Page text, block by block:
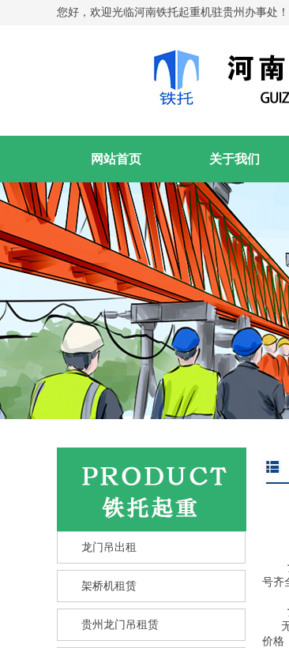
您好，欢迎光临河南铁托起重机驻贵州办事处
网站首页 关于我们
龙门吊出租
架桥机租赁
贵州龙门吊租赁
号齐
无
价格